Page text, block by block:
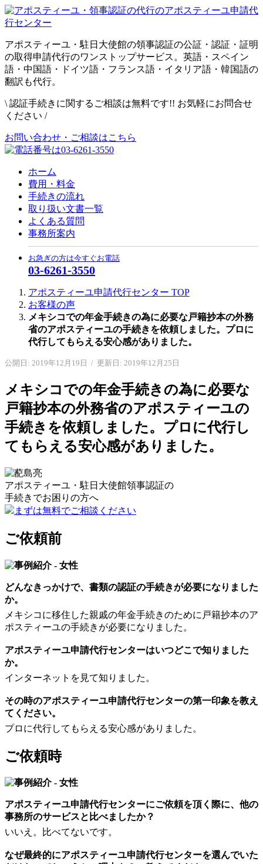
アポスティーユ・駐日大使館の領事認証の公証・認証・証明
の取得申請代行のワンストップサービス。英語・スペイン
語・中国語・ドイツ語・フランス語・イタリア語・韓国語の
翻訳も代行。
\ 認証手続きに関するご相談は無料です!! お気軽にお問合せ
ください /
お問い合わせ・ご相談はこちら
ホーム
費用・料金
手続きの流れ
取り扱い文書一覧
よくある質問
事務所案内
お急ぎの方は今すぐお電話
03-6261-3550
アポスティーユ申請代行センター TOP
お客様の声
メキシコでの年金手続きの為に必要な戸籍抄本の外務
省のアポスティーユの手続きを依頼しました。プロに
代行してもらえる安心感がありました。
公開日: 2019年12月19日 / 更新日: 2019年12月25日
メキシコでの年金手続きの為に必要な
戸籍抄本の外務省のアポスティーユの
手続きを依頼しました。プロに代行し
てもらえる安心感がありました。
アポスティーユ・駐日大使館領事認証の
手続きでお困りの方へ
まずは無料でご相談ください
ご依頼前
どんなきっかけで、書類の認証の手続きが必要になりました
か。
メキシコに移住した親戚の年金手続きのために戸籍抄本のア
ポスティーユの手続きが必要になりました。
アポスティーユ申請代行センターはいつどこで知りました
か。
インターネットを見て知りました。
その時のアポスティーユ申請代行センターの第一印象を教え
てください。
プロに代行してもらえる安心感がありました。
ご依頼時
アポスティーユ申請代行センターにご依頼を頂く際に、他の
事務所のサービスと比べましたか？
いいえ。比べてないです。
なぜ最終的にアポスティーユ申請代行センターを選んでいた